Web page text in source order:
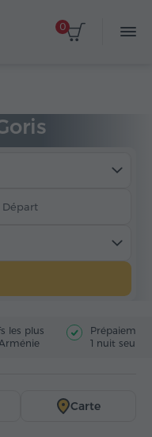
0
les plus
1 nuit
Carte